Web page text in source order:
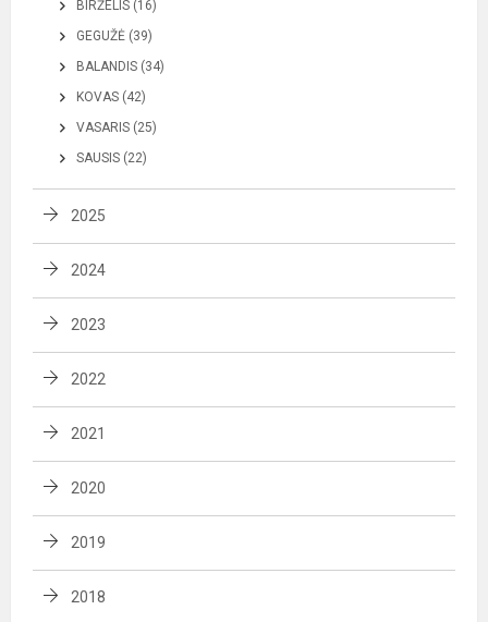
BIRŽELIS (16)
GEGUŽĖ (39)
BALANDIS (34)
KOVAS (42)
VASARIS (25)
SAUSIS (22)
2025
2024
2023
2022
2021
2020
2019
2018